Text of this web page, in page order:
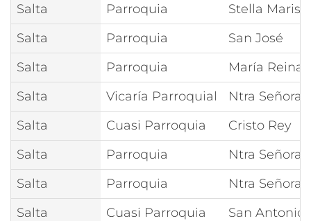
Salta
Parroquia
Stella Maris
Salta
Parroquia
San José
Salta
Parroquia
María Reina
Salta
Vicaría Parroquial
Ntra Señora
Salta
Cuasi Parroquia
Cristo Rey
Salta
Parroquia
Ntra Señora
Salta
Parroquia
Ntra Señora
Salta
Cuasi Parroquia
San Antonio